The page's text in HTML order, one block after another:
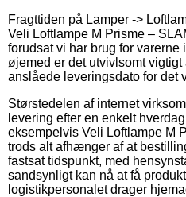
Fragttiden på Lamper ->
Veli Loftlampe M Prisme –
forudsat vi har brug for varerne
øjemed er det utvivlsomt vigtigt
anslåede leveringsdato for det
Størstedelen af internet
levering efter en enkelt
eksempelvis Veli Loftlampe M
trods alt afhænger af at
fastsat tidspunkt, med
sandsynligt kan nå at få
logistikpersonalet drager